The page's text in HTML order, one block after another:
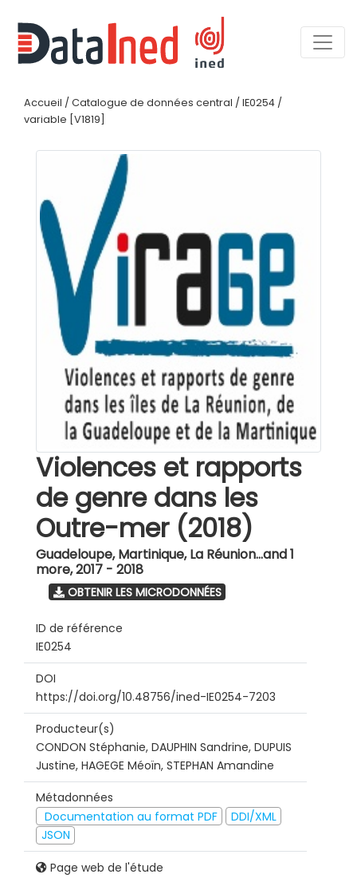
Accueil / Catalogue de données central / IE0254 /
variable [V1819]
Violences et rapports
de genre dans les
Outre-mer (2018)
Guadeloupe, Martinique, La Réunion...and 1
more,2017 - 2018
OBTENIR LES MICRODONNÉES
ID de référence
IE0254
DOI
https://doi.org/10.48756/ined-IE0254-7203
Producteur(s)
CONDON Stéphanie, DAUPHIN Sandrine, DUPUIS
Justine, HAGEGE Méoïn, STEPHAN Amandine
Métadonnées
Documentation au format PDF
DDI/XML
JSON
Page web de l'étude